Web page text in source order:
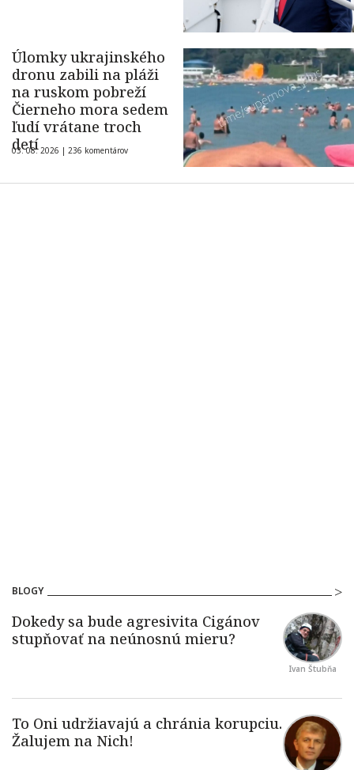
Úlomky ukrajinského
dronu zabili na pláži
na ruskom pobreží
Čierneho mora sedem
ľudí vrátane troch
detí
03. 08. 2026 | 236 komentárov
BLOGY
Ivan Štubňa